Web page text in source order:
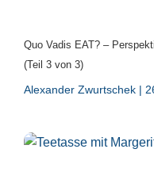
Quo Vadis EAT? –
(Teil 3 von 3)
Alexander Zwurtschek